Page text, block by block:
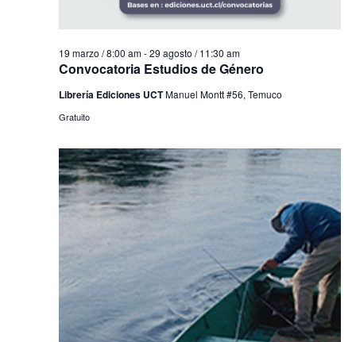
Convocatoria Estudios de Género
19 marzo / 8:00 am-29 agosto / 11:30 am
Librería Ediciones UCTManuel Montt #56, Temuco
Gratuito